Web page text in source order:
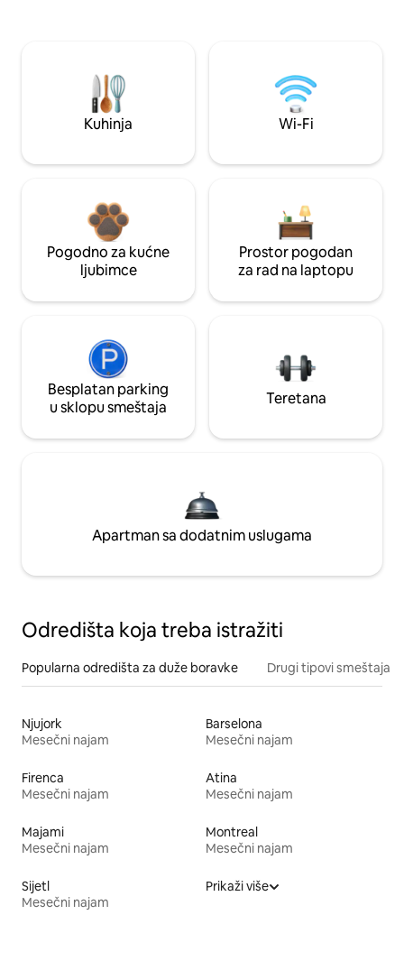
Kuhinja Wi-Fi
Pogodno za kućne
ljubimce
Prostor pogodan
za rad na laptopu
Besplatan parking
u sklopu smeštaja
Teretana
Apartman sa dodatnim uslugama
Odredišta koja treba istražiti
Popularna odredišta za duže boravke Drugi tipovi smeštaja
Njujork
Mesečni najam
Barselona
Mesečni najam
Firenca
Mesečni najam
Atina
Mesečni najam
Majami
Mesečni najam
Montreal
Mesečni najam
Sijetl
Mesečni najam
Prikaži više